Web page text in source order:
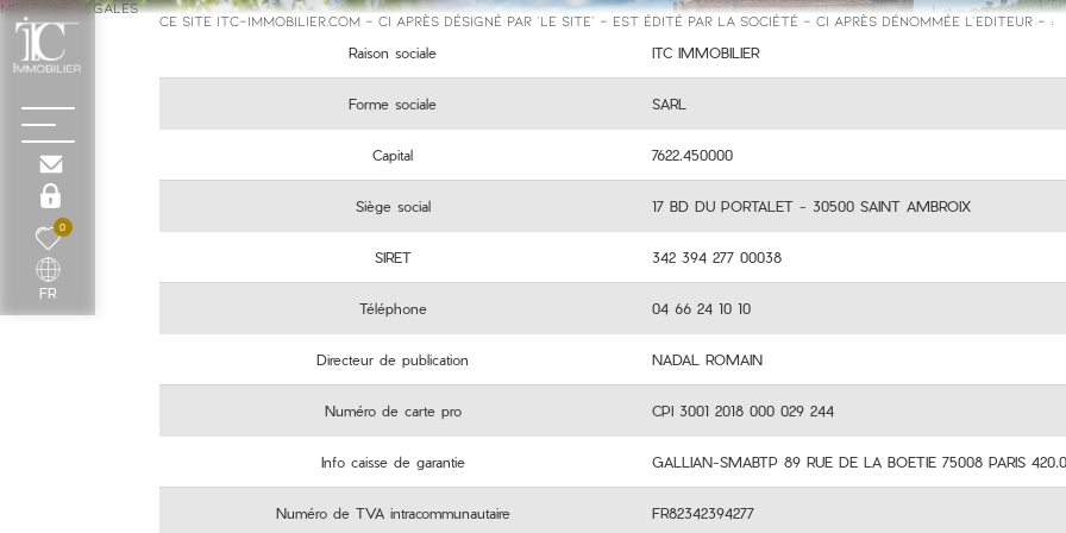
FR
0
MENTIONS LÉGALES
Ce site itc-immobilier.com - ci après désigné par 'le Site' - est édité par la société - ci après dénommée l'Editeur - :
Raison sociale
ITC IMMOBILIER
Forme sociale SARL
Capital 7622.450000
Siège social 17 BD DU PORTALET - 30500 SAINT AMBROIX
SIRET 342 394 277 00038
Téléphone 04 66 24 10 10
Directeur de publication NADAL ROMAIN
Numéro de carte pro CPI 3001 2018 000 029 244
Info caisse de garantie GALLIAN-SMABTP 89 RUE DE LA BOETIE 75008 PARIS
Numéro de TVA intracommunautaire FR82342394277